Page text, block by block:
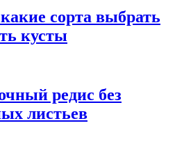
сорта выбрать
кусты
редис без
листьев